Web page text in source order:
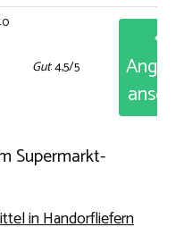
Gut: 4,5/5
Supermarkt-
in Handorfliefern